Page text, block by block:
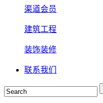
渠道会员
建筑工程
装饰装修
联系我们